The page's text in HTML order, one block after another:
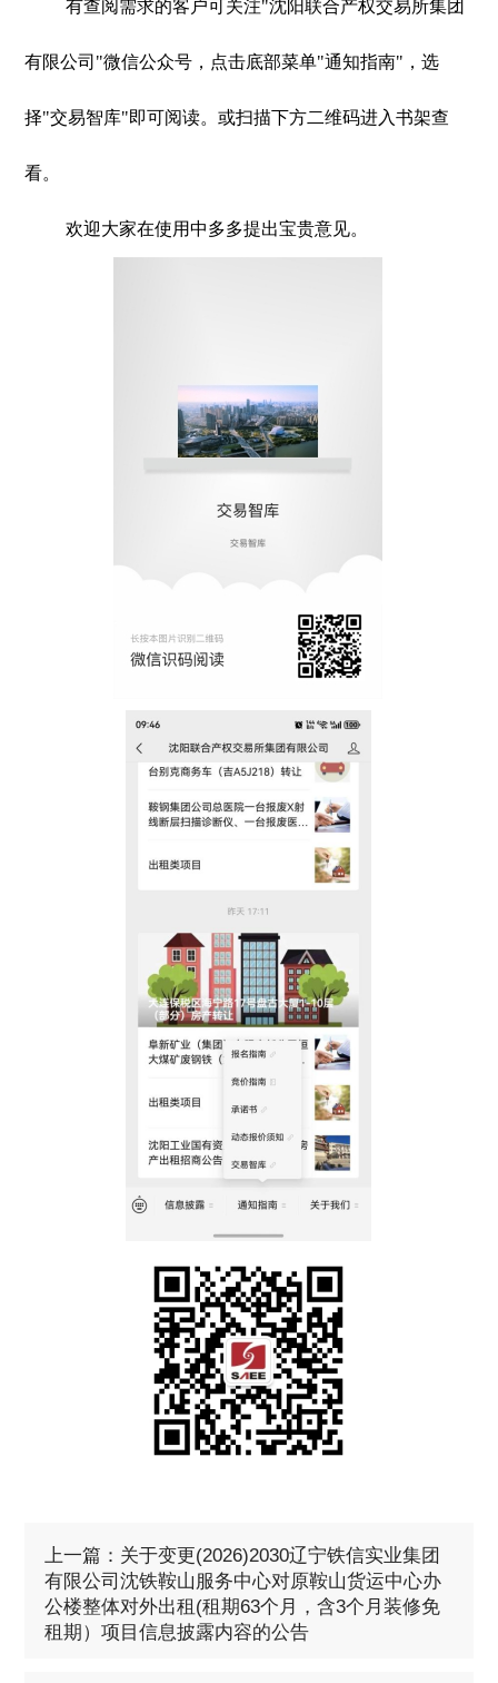
有查阅需求的客户可关注"沈阳联合产权交易所集团
有限公司"微信公众号，点击底部菜单"通知指南"，选
择"交易智库"即可阅读。或扫描下方二维码进入书架查
看。
欢迎大家在使用中多多提出宝贵意见。
上一篇：关于变更(2026)2030辽宁铁信实业集团
有限公司沈铁鞍山服务中心对原鞍山货运中心办
公楼整体对外出租(租期63个月，含3个月装修免
租期）项目信息披露内容的公告